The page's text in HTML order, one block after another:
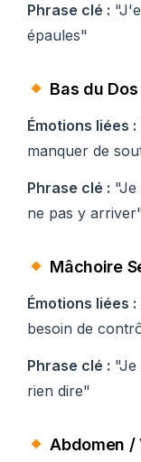
Phrase clé :
épaules"
Bas du
Émotions liées :
manquer de
Phrase clé : "Je
ne pas y
Mâchoire
Émotions liées :
besoin de
Phrase clé : "Je
rien dire"
Abdomen /